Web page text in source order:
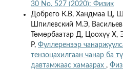
30 No. 527 (2020): Физик
Добрего К.В, Хандмаа Ц,
Шпилевский М.Э,
Төмөрбаатар Д, Цоохүү
Р, Фуллеренээр
тензоцахилгаан чанар ба
давтамжаас хамаарах ,